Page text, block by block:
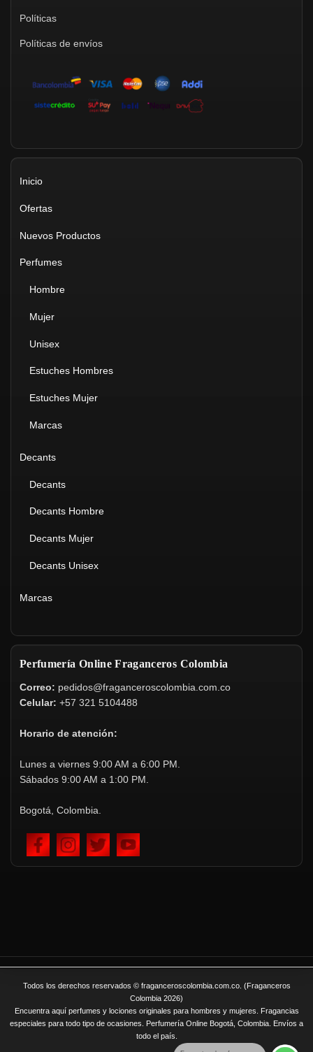
Políticas
Políticas de envíos
Inicio
Ofertas
Nuevos Productos
Perfumes
Hombre
Mujer
Unisex
Estuches Hombres
Estuches Mujer
Marcas
Decants
Decants
Decants Hombre
Decants Mujer
Decants Unisex
Marcas
Perfumería Online Fraganceros Colombia
Correo: pedidos@fraganceroscolombia.com.co
Celular: +57 321 5104488
Horario de atención:
Lunes a viernes 9:00 AM a 6:00 PM.
Sábados 9:00 AM a 1:00 PM.
Bogotá, Colombia.
Todos los derechos reservados © fraganceroscolombia.com.co. (Fraganceros
Colombia 2026)
Encuentra aquí perfumes y lociones originales para hombres y mujeres. Fragancias
especiales para todo tipo de ocasiones. Perfumería Online Bogotá, Colombia. Envíos a
todo el país.